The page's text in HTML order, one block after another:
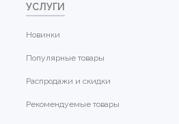
УСЛУГИ
Новинки
Популярные товары
Распродажи и скидки
Рекомендуемые товары